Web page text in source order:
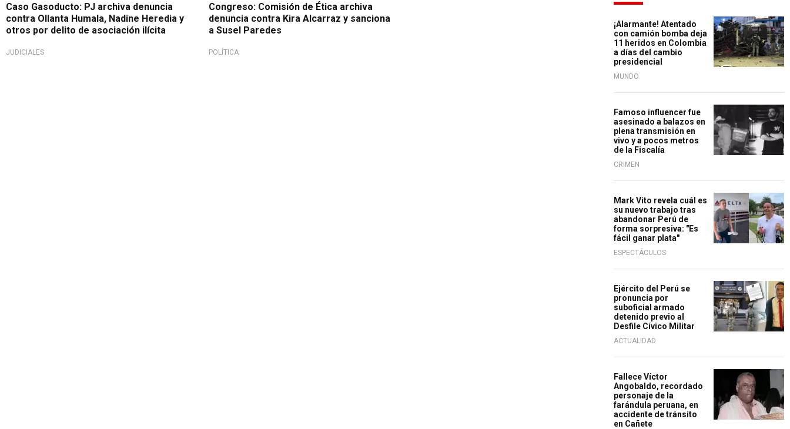
Caso Gasoducto: PJ archiva denuncia
contra Ollanta Humala, Nadine Heredia y
otros por delito de asociación ilícita
JUDICIALES
Congreso: Comisión de Ética archiva
denuncia contra Kira Alcarraz y sanciona
a Susel Paredes
POLÍTICA
¡Alarmante! Atentado
con camión bomba deja
11 heridos en Colombia
a días del cambio
presidencial
MUNDO
Famoso influencer fue
asesinado a balazos en
plena transmisión en
vivo y a pocos metros
de la Fiscalía
CRIMEN
Mark Vito revela cuál es
su nuevo trabajo tras
abandonar Perú de
forma sorpresiva: "Es
fácil ganar plata"
ESPECTÁCULOS
Ejército del Perú se
pronuncia por
suboficial armado
detenido previo al
Desfile Cívico Militar
ACTUALIDAD
Fallece Víctor
Angobaldo, recordado
personaje de la
farándula peruana, en
accidente de tránsito
en Cañete